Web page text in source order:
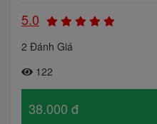
5.0
2 Đánh Giá
122
38.000 đ